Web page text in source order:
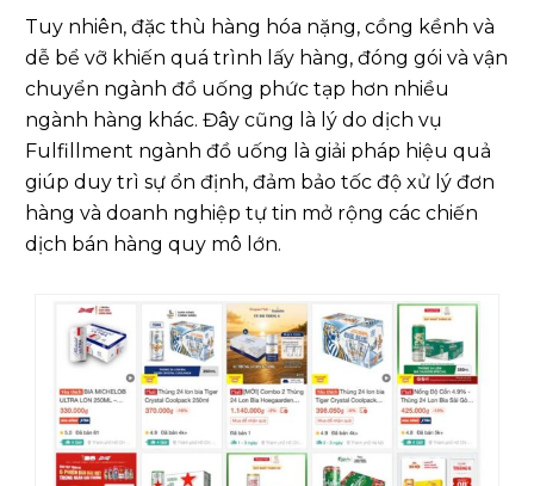
Tuy nhiên, đặc thù hàng hóa nặng, cồng kềnh và
dễ bể vỡ khiến quá trình lấy hàng, đóng gói và vận
chuyển ngành đồ uống phức tạp hơn nhiều
ngành hàng khác. Đây cũng là lý do dịch vụ
Fulfillment ngành đồ uống là giải pháp hiệu quả
giúp duy trì sự ổn định, đảm bảo tốc độ xử lý đơn
hàng và doanh nghiệp tự tin mở rộng các chiến
dịch bán hàng quy mô lớn.